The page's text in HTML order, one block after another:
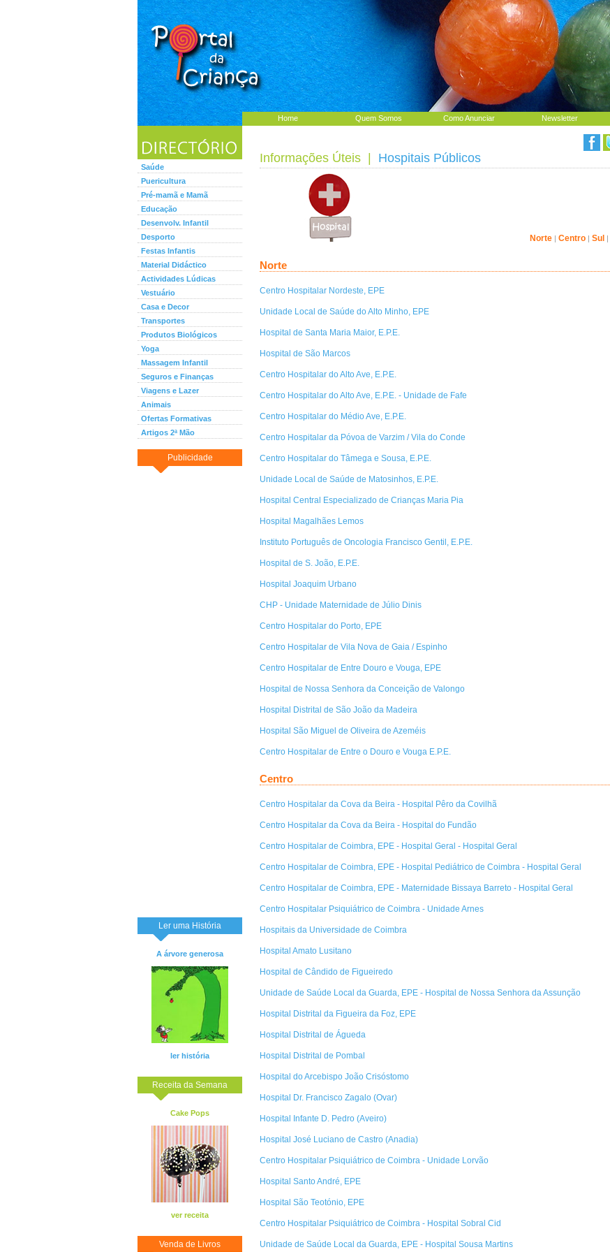
Home Quem Somos Como Anunciar Newsletter
Saúde
Puericultura
Pré-mamã e Mamã
Educação
Desenvolv. Infantil
Desporto
Festas Infantis
Material Didáctico
Actividades Lúdicas
Vestuário
Casa e Decor
Transportes
Produtos Biológicos
Yoga
Massagem Infantil
Seguros e Finanças
Viagens e Lazer
Animais
Ofertas Formativas
Artigos 2ª Mão
Publicidade
Ler uma História
A árvore generosa
ler história
Receita da Semana
Cake Pops
ver receita
Venda de Livros
Informações Úteis Hospitais Públicos
Norte | Centro | Sul |
Norte
Centro Hospitalar Nordeste, EPE
Unidade Local de Saúde do Alto Minho, EPE
Hospital de Santa Maria Maior, E.P.E.
Hospital de São Marcos
Centro Hospitalar do Alto Ave, E.P.E.
Centro Hospitalar do Alto Ave, E.P.E. - Unidade de Fafe
Centro Hospitalar do Médio Ave, E.P.E.
Centro Hospitalar da Póvoa de Varzim / Vila do Conde
Centro Hospitalar do Tâmega e Sousa, E.P.E.
Unidade Local de Saúde de Matosinhos, E.P.E.
Hospital Central Especializado de Crianças Maria Pia
Hospital Magalhães Lemos
Instituto Português de Oncologia Francisco Gentil, E.P.E.
Hospital de S. João, E.P.E.
Hospital Joaquim Urbano
CHP - Unidade Maternidade de Júlio Dinis
Centro Hospitalar do Porto, EPE
Centro Hospitalar de Vila Nova de Gaia / Espinho
Centro Hospitalar de Entre Douro e Vouga, EPE
Hospital de Nossa Senhora da Conceição de Valongo
Hospital Distrital de São João da Madeira
Hospital São Miguel de Oliveira de Azeméis
Centro Hospitalar de Entre o Douro e Vouga E.P.E.
Centro
Centro Hospitalar da Cova da Beira - Hospital Pêro da Covilhã
Centro Hospitalar da Cova da Beira - Hospital do Fundão
Centro Hospitalar de Coimbra, EPE - Hospital Geral - Hospital Geral
Centro Hospitalar de Coimbra, EPE - Hospital Pediátrico de Coimbra - Hospital Geral
Centro Hospitalar de Coimbra, EPE - Maternidade Bissaya Barreto - Hospital Geral
Centro Hospitalar Psiquiátrico de Coimbra - Unidade Arnes
Hospitais da Universidade de Coimbra
Hospital Amato Lusitano
Hospital de Cândido de Figueiredo
Unidade de Saúde Local da Guarda, EPE - Hospital de Nossa Senhora da Assunção
Hospital Distrital da Figueira da Foz, EPE
Hospital Distrital de Águeda
Hospital Distrital de Pombal
Hospital do Arcebispo João Crisóstomo
Hospital Dr. Francisco Zagalo (Ovar)
Hospital Infante D. Pedro (Aveiro)
Hospital José Luciano de Castro (Anadia)
Centro Hospitalar Psiquiátrico de Coimbra - Unidade Lorvão
Hospital Santo André, EPE
Hospital São Teotónio, EPE
Centro Hospitalar Psiquiátrico de Coimbra - Hospital Sobral Cid
Unidade de Saúde Local da Guarda, EPE - Hospital Sousa Martins